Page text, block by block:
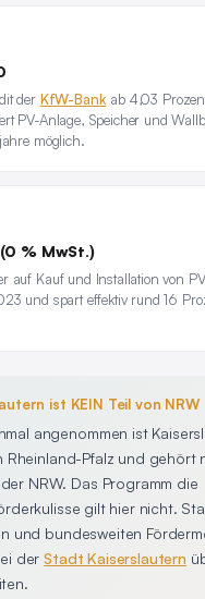
der KfW-Bank ab 4,03
PV-Anlage, Speicher und
möglich.
% MwSt.)
auf Kauf und Installation von
und spart effektiv rund 16
ist KEIN Teil von NRW
angenommen ist
Rheinland-Pfalz und gehört
NRW. Das Programm die
gilt hier nicht.
und bundesweiten
derStadt Kaiserslautern